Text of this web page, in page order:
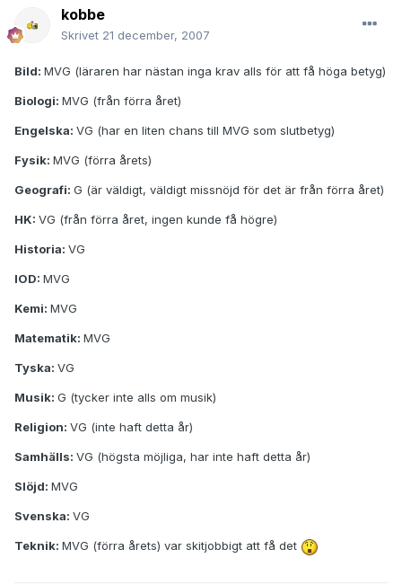
kobbe
Skrivet 21 december, 2007
Bild: MVG (läraren har nästan inga krav alls för att få höga betyg)
Biologi: MVG (från förra året)
Engelska: VG (har en liten chans till MVG som slutbetyg)
Fysik: MVG (förra årets)
Geografi: G (är väldigt, väldigt missnöjd för det är från förra året)
HK: VG (från förra året, ingen kunde få högre)
Historia: VG
IOD: MVG
Kemi: MVG
Matematik: MVG
Tyska: VG
Musik: G (tycker inte alls om musik)
Religion: VG (inte haft detta år)
Samhälls: VG (högsta möjliga, har inte haft detta år)
Slöjd: MVG
Svenska: VG
Teknik: MVG (förra årets) var skitjobbigt att få det